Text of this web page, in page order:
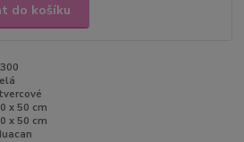
do košíku
x 50 cm
x 50 cm